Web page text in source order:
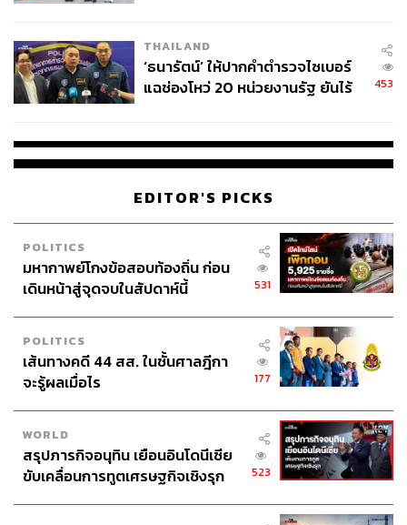
THAILAND
‘ธนารัตน์’ ให้ปากคำตำรวจไซเบอร์
แฉช่องโหว่ 20 หน่วยงานรัฐ ยันไร้
453
EDITOR'S PICKS
POLITICS
มหากาพย์โกงข้อสอบท้องถิ่น ก่อน
เดินหน้าสู่จุดจบในสัปดาห์นี้
531
POLITICS
เส้นทางคดี 44 สส. ในชั้นศาลฎีกา
จะรู้ผลเมื่อไร
177
WORLD
สรุปภารกิจอนุทิน เยือนอินโดนีเซีย
ขับเคลื่อนการทูตเศรษฐกิจเชิงรุก
523